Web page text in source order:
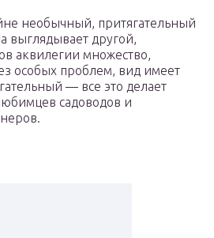
необычный, притягательный
выглядывает другой,
аквилегии множество,
особых проблем, вид имеет
— все это делает
садоводов и